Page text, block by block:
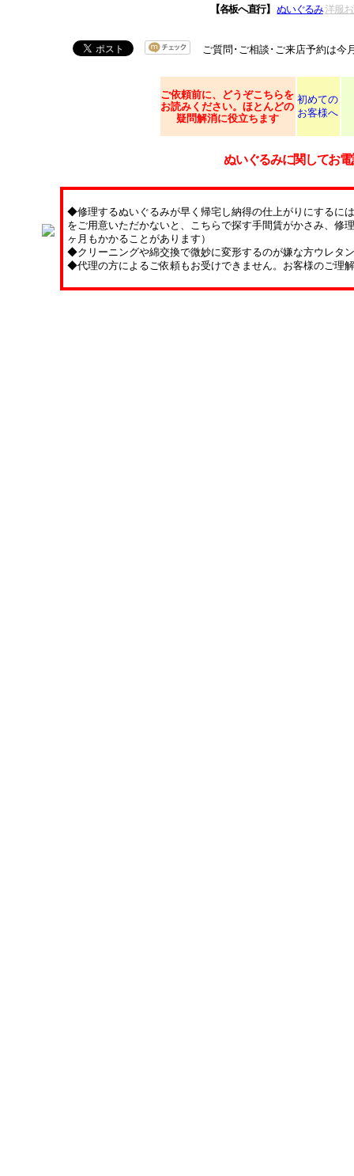
【各板へ直行】 ぬいぐるみ 洋服
ご質問･ご相談･ご来店予約は今
ご依頼前に、どうぞこちらを
お読みください。ほとんどの
疑問解消に役立ちます
初めての
お客様へ
ぬいぐるみに関してお
◆修理するぬいぐるみが早く帰宅し納得の仕上がりにするに
をご用意いただかないと、こちらで探す手間賃がかさみ、修
ヶ月もかかることがあります）
◆クリーニングや綿交換で微妙に変形するのが嫌な方ウレタ
◆代理の方によるご依頼もお受けできません。お客様のご理